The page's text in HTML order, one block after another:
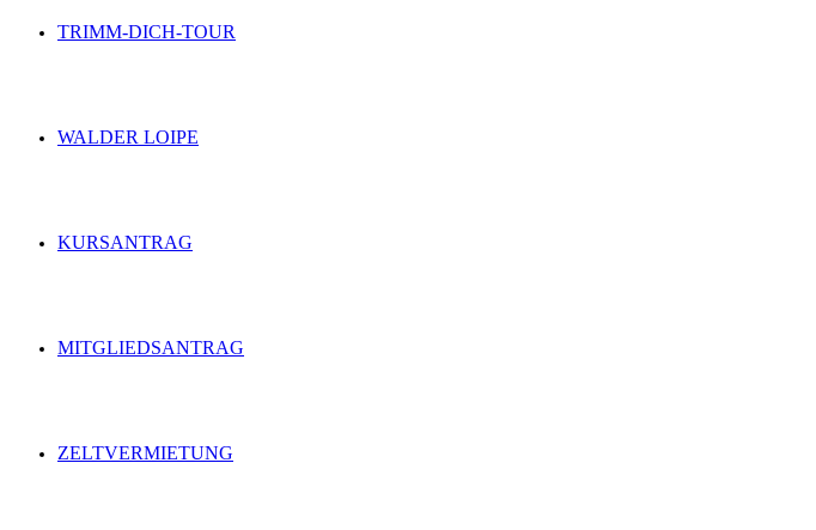
TRIMM-DICH-TOUR
WALDER LOIPE
KURSANTRAG
MITGLIEDSANTRAG
ZELTVERMIETUNG